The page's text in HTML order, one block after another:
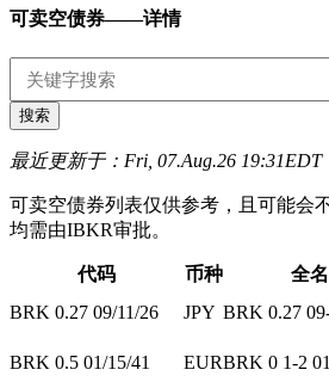
可卖空债券——详情
最近更新于：Fri, 07.Aug.26 19:31EDT
可卖空债券列表仅供参考，且可能会
均需由IBKR审批。
代码 币种
全名
BRK 0.27 09/11/26
JPY BRK 0.27
BRK 0.5 01/15/41
EURBRK 0 1-2